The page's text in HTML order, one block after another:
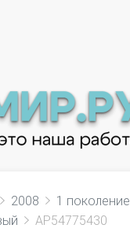
2008
1 поколение
AP54775430